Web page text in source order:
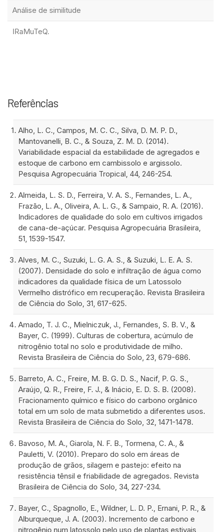
Análise de similitude
IRaMuTeQ.
Referências
Alho, L. C., Campos, M. C. C., Silva, D. M. P. D.,
Mantovanelli, B. C., & Souza, Z. M. D. (2014).
Variabilidade espacial da estabilidade de agregados e
estoque de carbono em cambissolo e argissolo.
Pesquisa Agropecuária Tropical, 44, 246-254.
Almeida, L. S. D., Ferreira, V. A. S., Fernandes, L. A.,
Frazão, L. A., Oliveira, A. L. G., & Sampaio, R. A. (2016).
Indicadores de qualidade do solo em cultivos irrigados
de cana-de-açúcar. Pesquisa Agropecuária Brasileira,
51, 1539-1547.
Alves, M. C., Suzuki, L. G. A. S., & Suzuki, L. E. A. S.
(2007). Densidade do solo e infiltração de água como
indicadores da qualidade física de um Latossolo
Vermelho distrófico em recuperação. Revista Brasileira
de Ciência do Solo, 31, 617-625.
Amado, T. J. C., Mielniczuk, J., Fernandes, S. B. V., &
Bayer, C. (1999). Culturas de cobertura, acúmulo de
nitrogênio total no solo e produtividade de milho.
Revista Brasileira de Ciência do Solo, 23, 679-686.
Barreto, A. C., Freire, M. B. G. D. S., Nacif, P. G. S.,
Araújo, Q. R., Freire, F. J., & Inácio, E. D. S. B. (2008).
Fracionamento químico e físico do carbono orgânico
total em um solo de mata submetido a diferentes usos.
Revista Brasileira de Ciência do Solo, 32, 1471-1478.
Bavoso, M. A., Giarola, N. F. B., Tormena, C. A., &
Pauletti, V. (2010). Preparo do solo em áreas de
produção de grãos, silagem e pastejo: efeito na
resistência tênsil e friabilidade de agregados. Revista
Brasileira de Ciência do Solo, 34, 227-234.
Bayer, C., Spagnollo, E., Wildner, L. D. P., Ernani, P. R., &
Alburqueque, J. A. (2003). Incremento de carbono e
nitrogênio num latossolo pelo uso de plantas estivais